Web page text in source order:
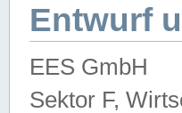
Entwurf
EES GmbH
Sektor F,